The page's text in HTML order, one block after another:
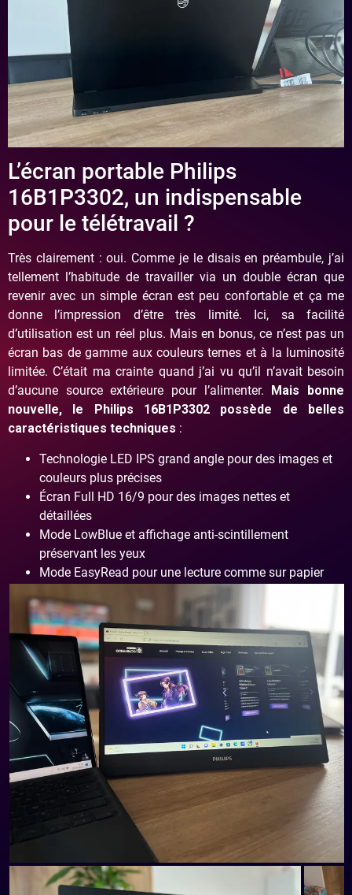
L’écran portable Philips
16B1P3302, un indispensable
pour le télétravail ?
Très clairement : oui. Comme je le disais en préambule, j’ai
tellement l’habitude de travailler via un double écran que
revenir avec un simple écran est peu confortable et ça me
donne l’impression d’être très limité. Ici, sa facilité
d’utilisation est un réel plus. Mais en bonus, ce n’est pas un
écran bas de gamme aux couleurs ternes et à la luminosité
limitée. C’était ma crainte quand j’ai vu qu’il n’avait besoin
d’aucune source extérieure pour l’alimenter.
Mais bonne
nouvelle, le Philips 16B1P3302 possède de belles
caractéristiques techniques :
Technologie LED IPS grand angle pour des images et
couleurs plus précises
Écran Full HD 16/9 pour des images nettes et
détaillées
Mode LowBlue et affichage anti-scintillement
préservant les yeux
Mode EasyRead pour une lecture comme sur papier